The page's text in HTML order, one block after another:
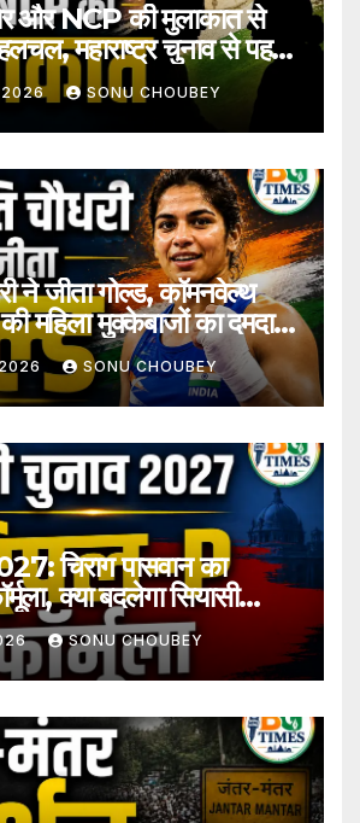
और NCP की मुलाकात से
महाराष्ट्र चुनाव से पहले
2026 SONU CHOUBEY
ने जीता गोल्ड, कॉमनवेल्थ
महिला मुक्केबाजों का दमदार
SONU CHOUBEY
चिराग पासवान का
क्या बदलेगा सियासी
SONU CHOUBEY